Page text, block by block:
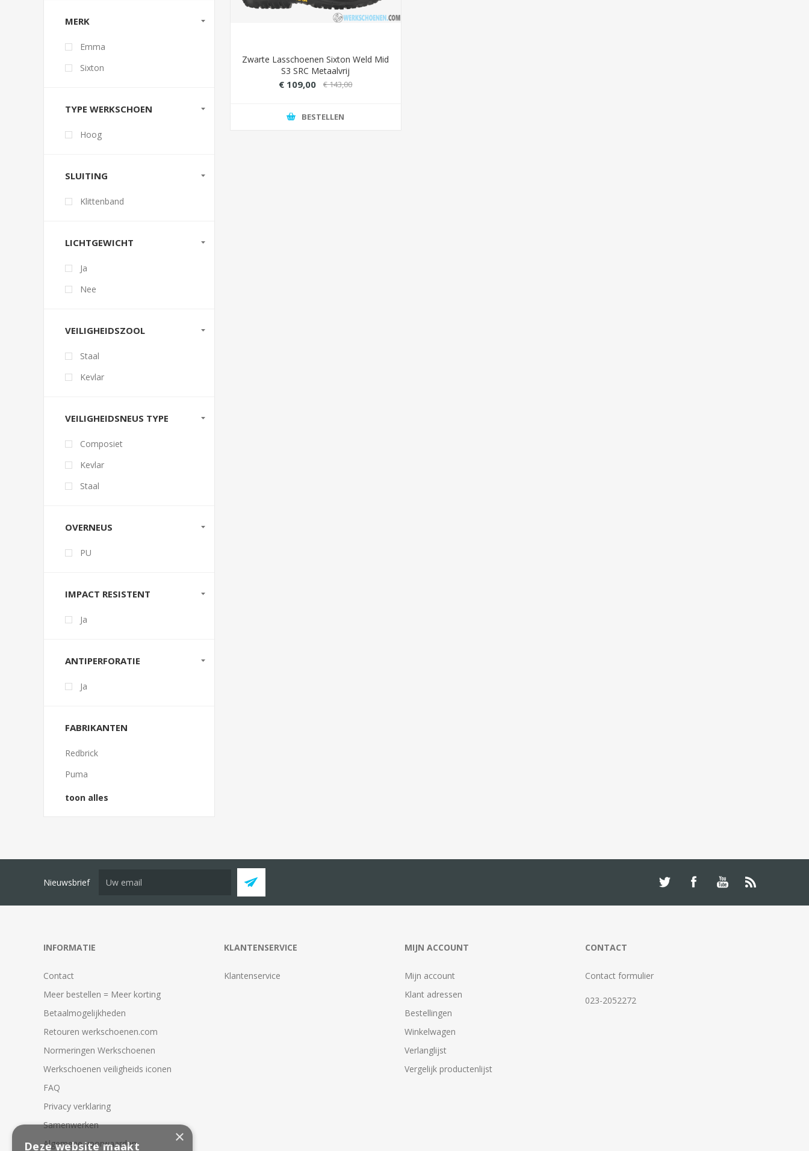
Zwarte Lasschoenen Sixton Weld Mid
S3 SRC Metaalvrij
€ 109,00 € 143,00
BESTELLEN
MERK
Emma
Sixton
TYPE WERKSCHOEN
Hoog
SLUITING
Klittenband
LICHTGEWICHT
Ja
Nee
VEILIGHEIDSZOOL
Staal
Kevlar
VEILIGHEIDSNEUS TYPE
Composiet
Kevlar
Staal
OVERNEUS
PU
IMPACT RESISTENT
Ja
ANTIPERFORATIE
Ja
FABRIKANTEN
Redbrick
Puma
toon alles
Nieuwsbrief
INFORMATIE
Contact
Meer bestellen = Meer korting
Betaalmogelijkheden
Retouren werkschoenen.com
Normeringen Werkschoenen
Werkschoenen veiligheids iconen
FAQ
Privacy verklaring
Samenwerken
Algemene voorwaarden
KLANTENSERVICE
Klantenservice
MIJN ACCOUNT
Mijn account
Klant adressen
Bestellingen
Winkelwagen
Verlanglijst
Vergelijk productenlijst
CONTACT
Contact formulier
023-2052272
×
Deze website maakt